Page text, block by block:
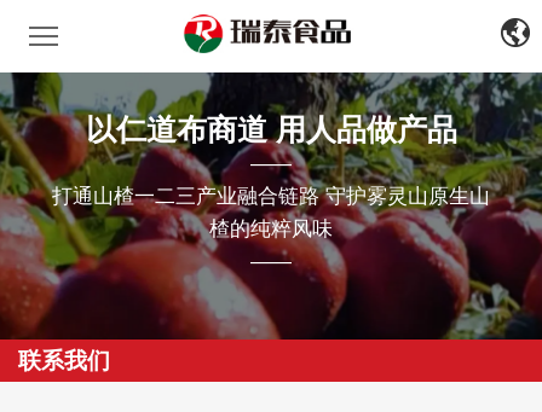
文
EN
瑞泰食品
以仁道布商道 用人品做产品
——
打通山楂一二三产业融合链路 守护雾灵山原生山
楂的纯粹风味
——
联系我们